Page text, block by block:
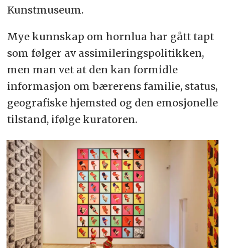
Kunstmuseum.
Mye kunnskap om hornlua har gått tapt
som følger av assimileringspolitikken,
men man vet at den kan formidle
informasjon om bærerens familie, status,
geografiske hjemsted og den emosjonelle
tilstand, ifølge kuratoren.